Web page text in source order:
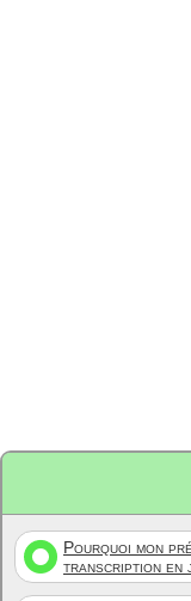
Pourquoi mon
transcription en